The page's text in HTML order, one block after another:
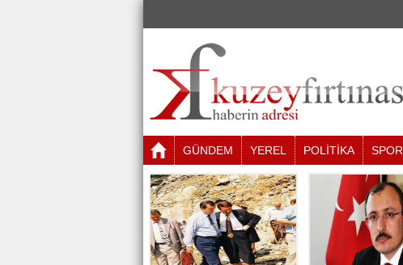
GÜNDEM YEREL POLİTİKA SPOR